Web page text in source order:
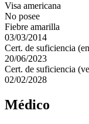
Visa americana
No posee
Fiebre amarilla
03/03/2014
Cert. de suficiencia
20/06/2023
Cert. de suficiencia
02/02/2028
Médico